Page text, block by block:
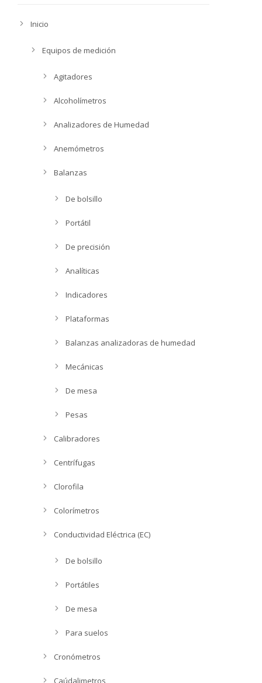
Inicio
Equipos de medición
Agitadores
Alcoholímetros
Analizadores de Humedad
Anemómetros
Balanzas
De bolsillo
Portátil
De precisión
Analíticas
Indicadores
Plataformas
Balanzas analizadoras de humedad
Mecánicas
De mesa
Pesas
Calibradores
Centrífugas
Clorofila
Colorímetros
Conductividad Eléctrica (EC)
De bolsillo
Portátiles
De mesa
Para suelos
Cronómetros
Caúdalimetros